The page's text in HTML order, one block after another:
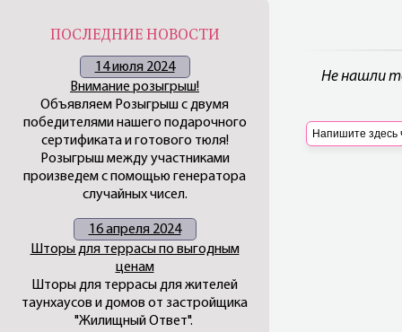
Не нашли
ПОСЛЕДНИЕ НОВОСТИ
14 июля 2024
Внимание розыгрыш!
Объявляем Розыгрыш с двумя
победителями нашего подарочного
сертификата и готового тюля!
Розыгрыш между участниками
произведем с помощью генератора
случайных чисел.
16 апреля 2024
Шторы для террасы по выгодным
ценам
Шторы для террасы для жителей
таунхаусов и домов от застройщика
"Жилищный Ответ".